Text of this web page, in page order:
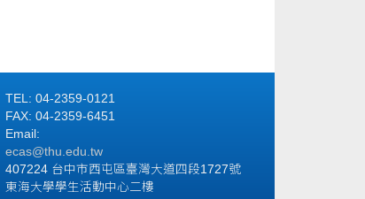
TEL: 04-2359-0121
FAX: 04-2359-6451
Email:
ecas@thu.edu.tw
407224 台中市西屯區臺灣大道四段1727號
東海大學學生活動中心二樓